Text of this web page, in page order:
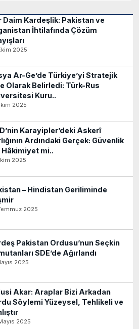
Daim Kardeşlik: Pakistan ve
İhtilafında Çözüm
2025
Ar-Ge’de Türkiye’yi Stratejik
Olarak Belirledi: Türk-Rus
Kuru..
2025
Karayipler’deki Askerî
Ardındaki Gerçek: Güvenlik
Hâkimiyet mi..
2025
– Hindistan Geriliminde
2025
Pakistan Ordusu’nun Seçkin
SDE’de Ağırlandı
2025
Akar: Araplar Bizi Arkadan
Söylemi Yüzeysel, Tehlikeli ve
2025